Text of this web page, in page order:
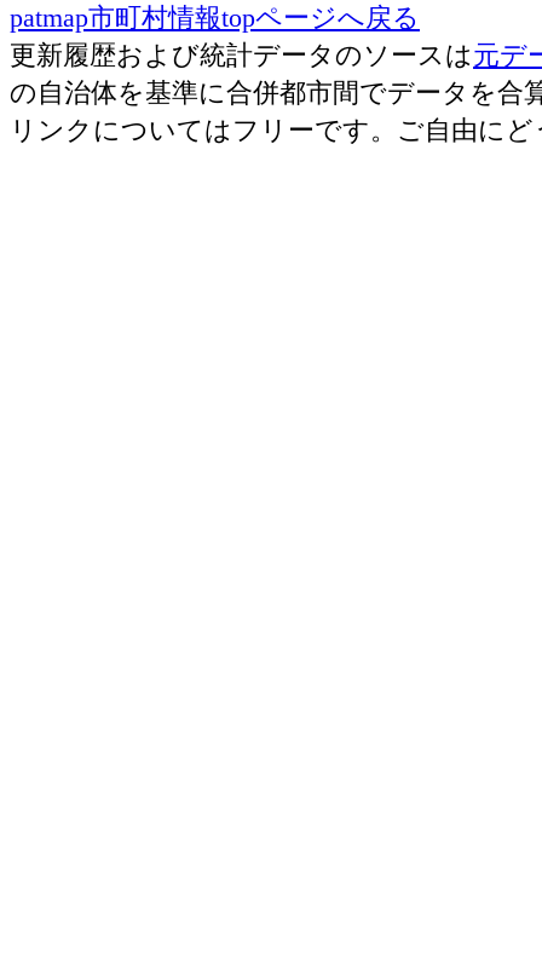
patmap市町村情報topページへ戻る
更新履歴および統計データのソースは元デ
の自治体を基準に合併都市間でデータを合
リンクについてはフリーです。ご自由にど